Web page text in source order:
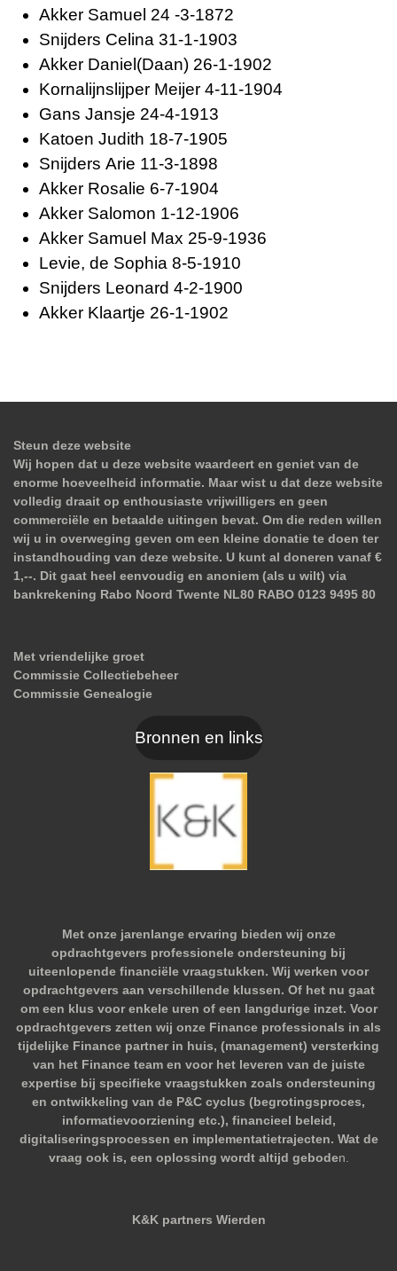
Akker Samuel 24 -3-1872
Snijders Celina 31-1-1903
Akker Daniel(Daan) 26-1-1902
Kornalijnslijper Meijer 4-11-1904
Gans Jansje 24-4-1913
Katoen Judith 18-7-1905
Snijders Arie 11-3-1898
Akker Rosalie 6-7-1904
Akker Salomon 1-12-1906
Akker Samuel Max 25-9-1936
Levie, de Sophia 8-5-1910
Snijders Leonard 4-2-1900
Akker Klaartje 26-1-1902
Steun deze website
Wij hopen dat u deze website waardeert en geniet van de
enorme hoeveelheid informatie. Maar wist u dat deze website
volledig draait op enthousiaste vrijwilligers en geen
commerciële en betaalde uitingen bevat. Om die reden willen
wij u in overweging geven om een kleine donatie te doen ter
instandhouding van deze website. U kunt al doneren vanaf €
1,--. Dit gaat heel eenvoudig en anoniem (als u wilt) via
bankrekening Rabo Noord Twente NL80 RABO 0123 9495 80
Met vriendelijke groet
Commissie Collectiebeheer
Commissie Genealogie
Bronnen en links
Met onze jarenlange ervaring bieden wij onze
opdrachtgevers professionele ondersteuning bij
uiteenlopende financiële vraagstukken. Wij werken voor
opdrachtgevers aan verschillende klussen. Of het nu gaat
om een klus voor enkele uren of een langdurige inzet. Voor
opdrachtgevers zetten wij onze Finance professionals in als
tijdelijke Finance partner in huis, (management) versterking
van het Finance team en voor het leveren van de juiste
expertise bij specifieke vraagstukken zoals ondersteuning
en ontwikkeling van de P&C cyclus (begrotingsproces,
informatievoorziening etc.), financieel beleid,
digitaliseringsprocessen en implementatietrajecten. Wat de
vraag ook is, een oplossing wordt altijd geboden.
K&K partners Wierden